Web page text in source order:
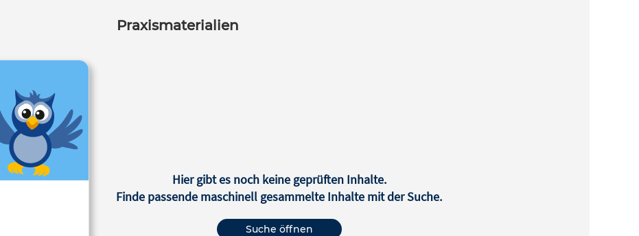
Praxismaterialien
Hier gibt es noch keine geprüften Inhalte.
Finde passende maschinell gesammelte Inhalte mit der Suche.
Suche öffnen